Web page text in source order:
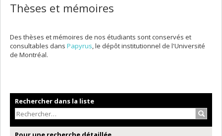
Thèses et mémoires
Des thèses et mémoires de nos étudiants sont conservés et
consultables dans Papyrus, le dépôt institutionnel de l'Université
de Montréal.
Rechercher dans la liste